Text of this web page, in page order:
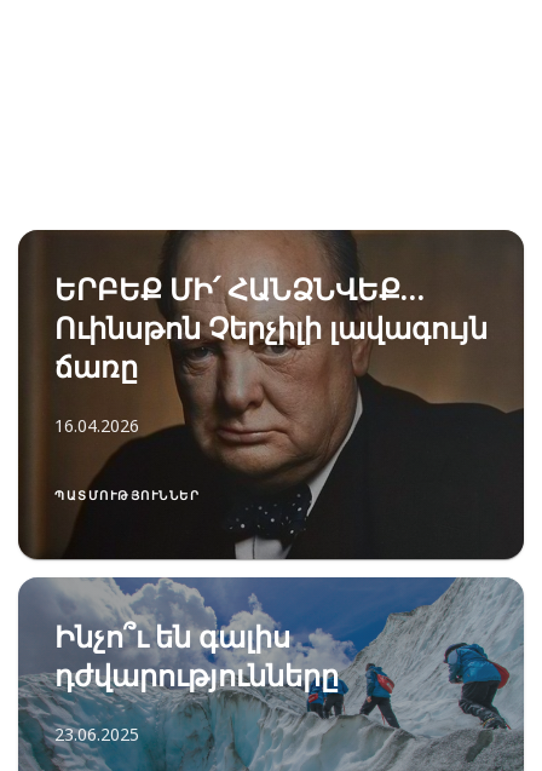
ԵՐԲԵՔ ՄԻ՛ ՀԱՆՁՆՎԵՔ…
Ուինսթոն Չերչիլի լավագույն
ճառը
16.04.2026
ՊԱՏՄՈՒԹՅՈՒՆՆԵՐ
Ինչո՞ւ են գալիս
դժվարությունները
23.06.2025